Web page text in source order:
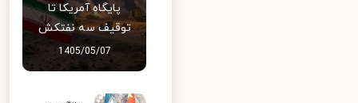
پایگاه آمریکا تا
توقیف سه نفتکش
1405/05/07